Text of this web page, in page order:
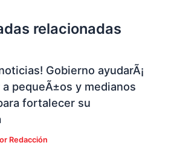
relacionadas
Gobierno ayudarÃ¡
pequeÃ±os y medianos
fortalecer su
Redacción